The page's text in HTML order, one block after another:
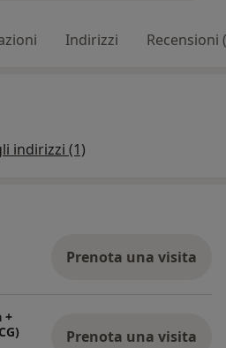
Indirizzi Recensioni
indirizzi (1)
Prenota una visita
+
Prenota una visita